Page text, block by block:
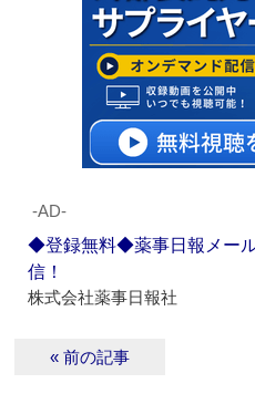
‐AD‐
◆登録無料◆薬事日報メー
信！
株式会社薬事日報社
« 前の記事